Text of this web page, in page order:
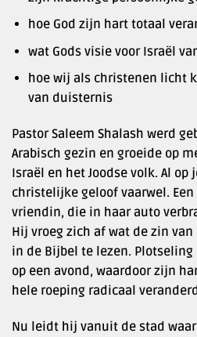
hoe God zijn hart totaal
wat Gods visie voor Israël
hoe wij als christenen licht
van duisternis
Pastor Saleem Shalash werd
Arabisch gezin en groeide op
Israël en het Joodse volk. Al
christelijke geloof vaarwel.
vriendin, die in haar auto
Hij vroeg zich af wat de zin
in de Bijbel te lezen.
op een avond, waardoor zijn
hele roeping radicaal
Nu leidt hij vanuit de stad waar